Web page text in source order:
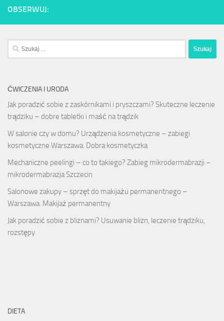
OBSERWUJ:
Szukaj:
ĆWICZENIA I URODA
Jak poradzić sobie z zaskórnikami i pryszczami? Skuteczne leczenie
trądziku – dobre tabletki i maść na trądzik
W salonie czy w domu? Urządzenia kosmetyczne – zabiegi
kosmetyczne Warszawa. Dobra kosmetyczka
Mechaniczne peelingi – co to takiego? Zabieg mikrodermabrazji –
mikrodermabrazja Szczecin
Salonowe zakupy – sprzęt do makijażu permanentnego –
Warszawa. Makijaż permanentny
Jak poradzić sobie z bliznami? Usuwanie blizn, leczenie trądziku,
rozstępy
DIETA